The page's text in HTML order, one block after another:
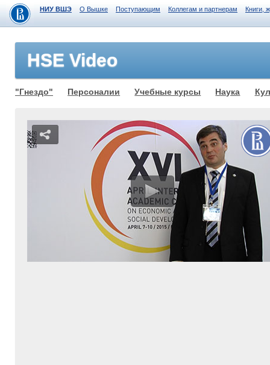
НИУ ВШЭ О Вышке Поступающим Коллегам и партнерам Книги,
HSE Video
"Гнездо" Персоналии Учебные курсы Наука